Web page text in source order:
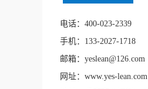
电话：400-023-2339
手机：133-2027-1718
邮箱：yeslean@126.com
网址：www.yes-lean.com